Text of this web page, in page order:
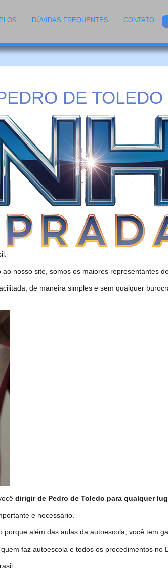
DÚVIDAS FREQUENTES CONTATO
DE TOLEDO
nosso site, somos os maiores representantes
de maneira simples e sem qualquer
dirigir de Pedro de Toledo para qualquer
e necessário.
porque além das aulas da autoescola, você tem
faz autoescola e todos os procedimentos no